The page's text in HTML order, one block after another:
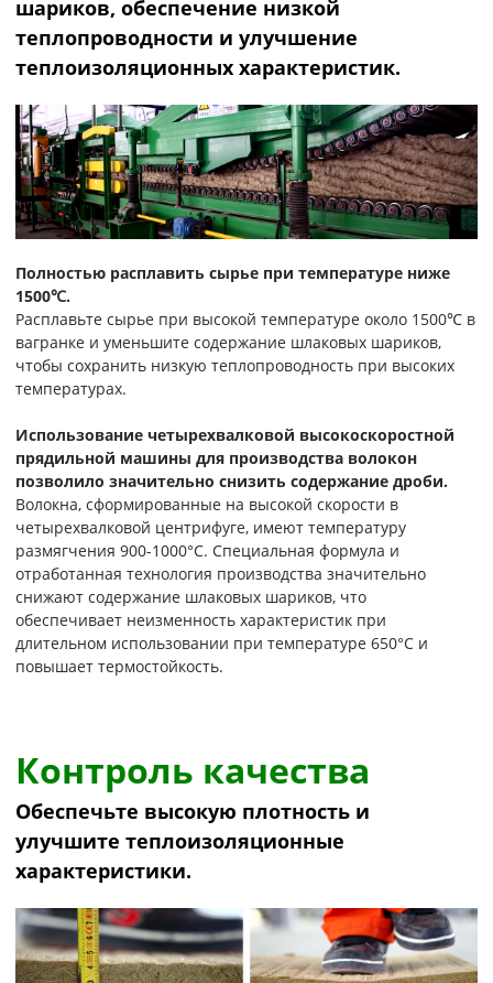
шариков, обеспечение низкой
теплопроводности и улучшение
теплоизоляционных характеристик.
Полностью расплавить сырье при температуре ниже
1500℃.
Расплавьте сырье при высокой температуре около 1500℃ в
вагранке и уменьшите содержание шлаковых шариков,
чтобы сохранить низкую теплопроводность при высоких
температурах.
Использование четырехвалковой высокоскоростной
прядильной машины для производства волокон
позволило значительно снизить содержание дроби.
Волокна, сформированные на высокой скорости в
четырехвалковой центрифуге, имеют температуру
размягчения 900-1000°C. Специальная формула и
отработанная технология производства значительно
снижают содержание шлаковых шариков, что
обеспечивает неизменность характеристик при
длительном использовании при температуре 650°C и
повышает термостойкость.
Контроль качества
Обеспечьте высокую плотность и
улучшите теплоизоляционные
характеристики.